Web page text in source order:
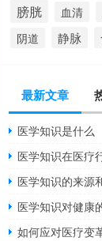
膀胱 血清
阴道 静脉
最新文章
医学知识是什么
医学知识在医疗
医学知识的来源
医学知识对健康
如何应对医疗变